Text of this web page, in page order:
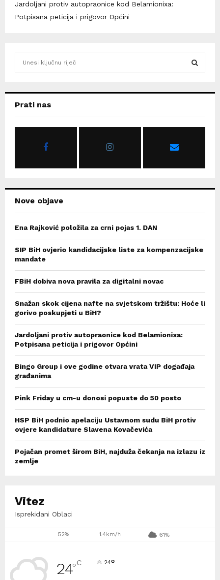
Jardoljani protiv autopraonice kod Belamionixa:
Potpisana peticija i prigovor Općini
h
o
Prati nas
Nove objave
Ena Rajković položila za crni pojas 1. DAN
SIP BiH ovjerio kandidacijske liste za kompenzacijske
mandate
FBiH dobiva nova pravila za digitalni novac
Snažan skok cijena nafte na svjetskom tržištu: Hoće li
gorivo poskupjeti u BiH?
Jardoljani protiv autopraonice kod Belamionixa:
Potpisana peticija i prigovor Općini
Bingo Group i ove godine otvara vrata VIP događaja
građanima
Pink Friday u cm-u donosi popuste do 50 posto
HSP BiH podnio apelaciju Ustavnom sudu BiH protiv
ovjere kandidature Slavena Kovačevića
Pojačan promet širom BiH, najduža čekanja na izlazu iz
zemlje
Vitez
Isprekidani Oblaci
52% 1.4km/h 61%
24°C 24°